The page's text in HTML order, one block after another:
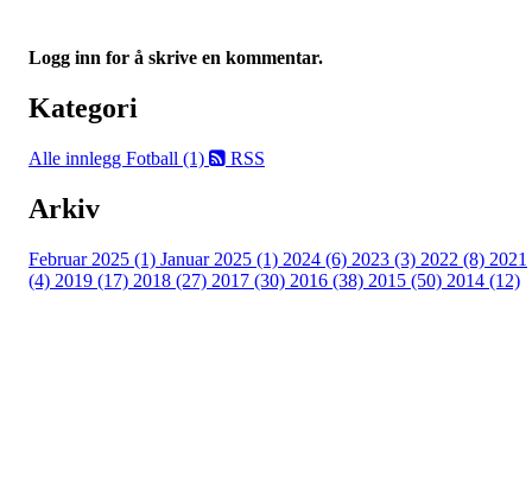
Logg inn for å skrive en kommentar.
Kategori
Alle innlegg Fotball (1) RSS
Arkiv
Februar 2025 (1) Januar 2025 (1) 2024 (6) 2023 (3) 2022 (8) 2021
(4) 2019 (17) 2018 (27) 2017 (30) 2016 (38) 2015 (50) 2014 (12)